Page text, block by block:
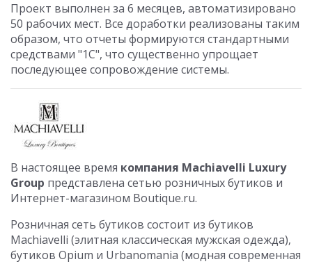
Проект выполнен за 6 месяцев, автоматизировано
50 рабочих мест. Все доработки реализованы таким
образом, что отчеты формируются стандартными
средствами "1С", что существенно упрощает
последующее сопровождение системы.
В настоящее время компания Machiavelli Luxury
Group представлена сетью розничных бутиков и
Интернет-магазином Boutique.ru.
Розничная сеть бутиков состоит из бутиков
Machiavelli (элитная классическая мужская одежда)‚
бутиков Opium и Urbanomania (модная современная